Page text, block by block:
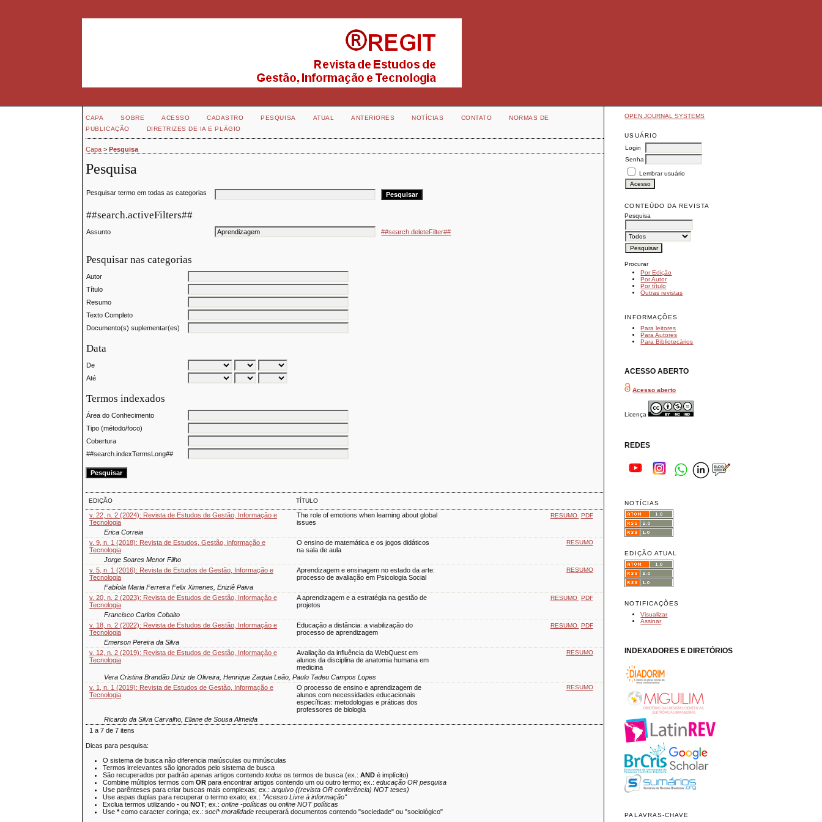
OPEN JOURNAL SYSTEMS
USUÁRIO
Login
Senha
Lembrar usuário
CONTEÚDO DA REVISTA
Pesquisa
Procurar
Por Edição
Por Autor
Por título
Outras revistas
INFORMAÇÕES
Para leitores
Para Autores
Para Bibliotecários
ACESSO ABERTO
Acesso aberto
Licença
REDES
NOTÍCIAS
EDIÇÃO ATUAL
NOTIFICAÇÕES
Visualizar
Assinar
INDEXADORES E DIRETÓRIOS
PALAVRAS-CHAVE
CAPA SOBRE ACESSO CADASTRO PESQUISA ATUAL ANTERIORES NOTÍCIAS CONTATO
NORMAS DE
PUBLICAÇÃO
DIRETRIZES DE IA E PLÁGIO
Capa >Pesquisa
Pesquisa
Pesquisar termo em todas as categorias
##search.activeFilters##
Assunto ##search.deleteFilter##
Pesquisar nas categorias
Autor
Título
Resumo
Texto Completo
Documento(s) suplementar(es)
Data
De
Até
Termos indexados
Área do Conhecimento
Tipo (método/foco)
Cobertura
##search.indexTermsLong##
EDIÇÃO TÍTULO
v. 22, n. 2 (2024): Revista de Estudos de Gestão, Informação e
Tecnologia
The role of emotions when learning about global
issues
RESUMO PDF
Erica Correia
v. 9, n. 1 (2018): Revista de Estudos, Gestão, informação e
Tecnologia
O ensino de matemática e os jogos didáticos
na sala de aula
RESUMO
Jorge Soares Menor Filho
v. 5, n. 1 (2016): Revista de Estudos de Gestão, Informação e
Tecnologia
Aprendizagem e ensinagem no estado da arte:
processo de avaliação em Psicologia Social
RESUMO
Fabíola Maria Ferreira Felix Ximenes, Eniziê Paiva
v. 20, n. 2 (2023): Revista de Estudos de Gestão, Informação e
Tecnologia
A aprendizagem e a estratégia na gestão de
projetos
RESUMO PDF
Francisco Carlos Cobaito
v. 18, n. 2 (2022): Revista de Estudos de Gestão, Informação e
Tecnologia
Educação a distância: a viabilização do
processo de aprendizagem
RESUMO PDF
Emerson Pereira da Silva
v. 12, n. 2 (2019): Revista de Estudos de Gestão, Informação e
Tecnologia
Avaliação da influência da WebQuest em
alunos da disciplina de anatomia humana em
medicina
RESUMO
Vera Cristina Brandão Diniz de Oliveira, Henrique Zaquia Leão, Paulo Tadeu Campos Lopes
v. 1, n. 1 (2019): Revista de Estudos de Gestão, Informação e
Tecnologia
O processo de ensino e aprendizagem de
alunos com necessidades educacionais
específicas: metodologias e práticas dos
professores de biologia
RESUMO
Ricardo da Silva Carvalho, Eliane de Sousa Almeida
1 a 7 de 7 itens
Dicas para pesquisa:
O sistema de busca não diferencia maiúsculas ou minúsculas
Termos irrelevantes são ignorados pelo sistema de busca
São recuperados por padrão apenas artigos contendotodos os termos de busca (ex.:AND é implícito)
Combine múltiplos termos comOR para encontrar artigos contendo um ou outro termo; ex.:educação OR pesquisa
Use parênteses para criar buscas mais complexas; ex.:arquivo ((revista OR conferência) NOT teses)
Use aspas duplas para recuperar o termo exato; ex.: "Acesso Livre à informação"
Exclua termos utilizando- ouNOT; ex.:online -políticas ouonline NOT políticas
Use*como caracter coringa; ex.:soci* moralidade recuperará documentos contendo "sociedade" ou "sociológico"